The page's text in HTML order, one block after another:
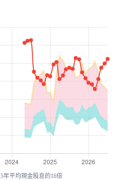
5年平均現金股息的16倍